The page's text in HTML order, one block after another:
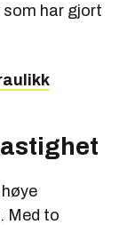
har gjort
Med to